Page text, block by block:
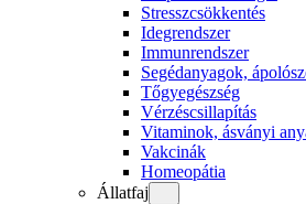
Stresszcsökkentés
Idegrendszer
Immunrendszer
Segédanyagok,
Tőgyegészség
Vérzéscsillapítás
Vitaminok, ásványi
Vakcinák
Homeopátia
Állatfaj